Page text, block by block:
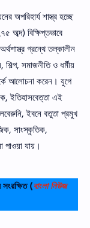
অপরিহার্য শাস্ত্র হচ্ছে
অব্দ) বিক্ষিপ্তভাবে
গ্রন্থে তল্কালীন
সমাজনীতি ও ধর্মীয়
আলােচনা করেন। যুগে
ইতিহাসবেত্তা এই
ইবনে বতুতা প্রমুখ
সাংস্কৃতিক,
পাওয়া যায়।
(বাংলা নিউজ